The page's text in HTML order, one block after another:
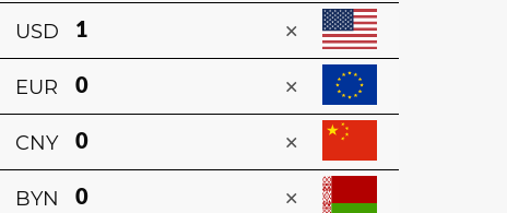
USD ×
EUR ×
CNY ×
BYN ×